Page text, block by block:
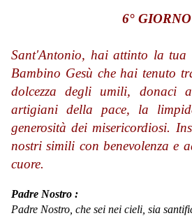
6° GIORNO
Sant'Antonio, hai attinto la tua
Bambino Gesù che hai tenuto
dolcezza degli umili, donaci
artigiani della pace, la
generosità dei misericordiosi.
nostri simili con benevolenza e
cuore.
Padre Nostro :
Padre Nostro, che sei nei cieli, sia